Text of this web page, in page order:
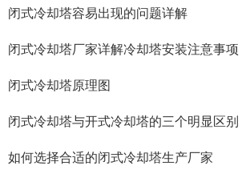
闭式冷却塔容易出现的问题详解
闭式冷却塔厂家详解冷却塔安装注意事项
闭式冷却塔原理图
闭式冷却塔与开式冷却塔的三个明显区别
如何选择合适的闭式冷却塔生产厂家